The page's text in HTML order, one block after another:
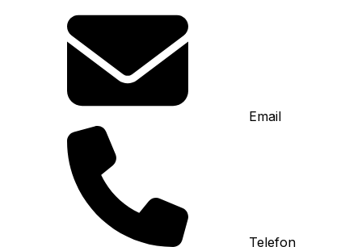
Email
Telefon